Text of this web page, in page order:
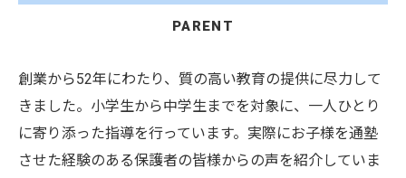
PARENT
創業から52年にわたり、質の高い教育の提供に尽力して
きました。小学生から中学生までを対象に、一人ひとり
に寄り添った指導を行っています。実際にお子様を通塾
させた経験のある保護者の皆様からの声を紹介していま